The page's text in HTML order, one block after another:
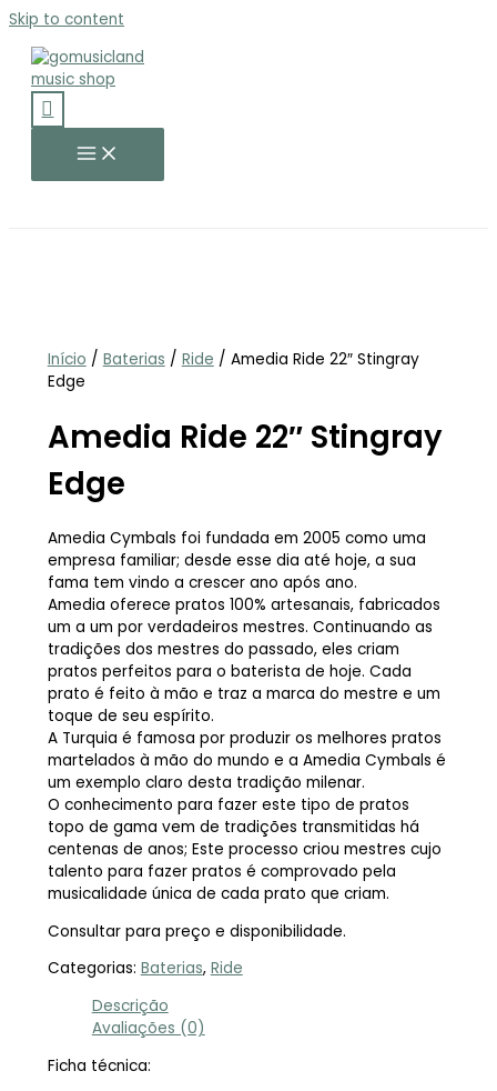
Skip to content
Início / Baterias / Ride / Amedia Ride 22″ Stingray
Edge
Amedia Ride 22″ Stingray
Edge
Amedia Cymbals foi fundada em 2005 como uma
empresa familiar; desde esse dia até hoje, a sua
fama tem vindo a crescer ano após ano.
Amedia oferece pratos 100% artesanais, fabricados
um a um por verdadeiros mestres. Continuando as
tradições dos mestres do passado, eles criam
pratos perfeitos para o baterista de hoje. Cada
prato é feito à mão e traz a marca do mestre e um
toque de seu espírito.
A Turquia é famosa por produzir os melhores pratos
martelados à mão do mundo e a Amedia Cymbals é
um exemplo claro desta tradição milenar.
O conhecimento para fazer este tipo de pratos
topo de gama vem de tradições transmitidas há
centenas de anos; Este processo criou mestres cujo
talento para fazer pratos é comprovado pela
musicalidade única de cada prato que criam.
Consultar para preço e disponibilidade.
Categorias: Baterias, Ride
Descrição
Avaliações (0)
Ficha técnica: